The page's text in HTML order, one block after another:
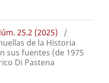
25.2 (2025)
/
de la Historia
sus fuentes (de 1975
Di Pastena